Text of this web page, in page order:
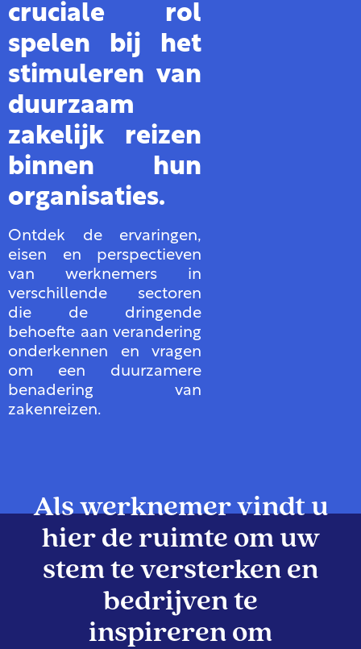
cruciale rol
spelen bij het
stimuleren van
duurzaam
zakelijk reizen
binnen hun
organisaties.
Ontdek de ervaringen,
eisen en perspectieven
van werknemers in
verschillende sectoren
die de dringende
behoefte aan verandering
onderkennen en vragen
om een duurzamere
benadering van
zakenreizen.
Als werknemer vindt u
hier de ruimte om uw
stem te versterken en
bedrijven te
inspireren om